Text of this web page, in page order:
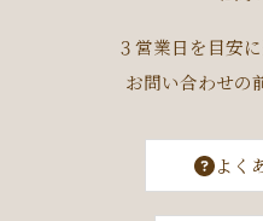
３営業日を目安
お問い合わせの
よく